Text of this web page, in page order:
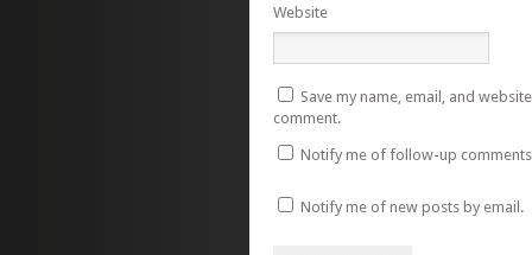
Website
Save my name, email, and
comment.
Notify me of follow-up
Notify me of new posts by email.